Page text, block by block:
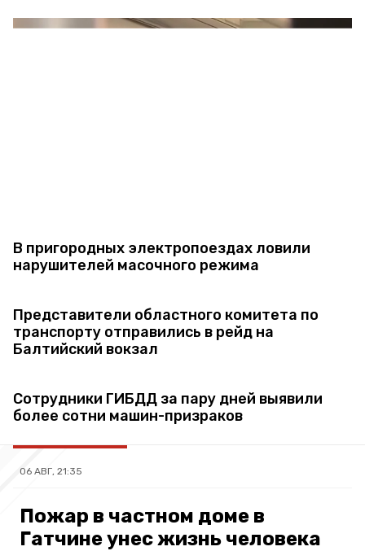
В пригородных электропоездах ловили
нарушителей масочного режима
Представители областного комитета по
транспорту отправились в рейд на
Балтийский вокзал
Сотрудники ГИБДД за пару дней выявили
более сотни машин-призраков
06 АВГ, 21:35
Пожар в частном доме в
Гатчине унес жизнь человека